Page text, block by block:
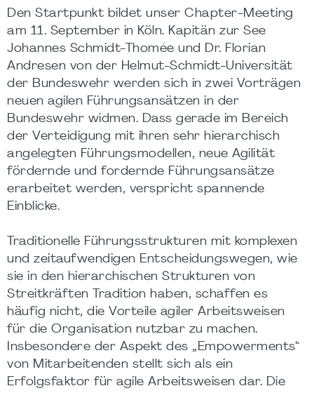
Den Startpunkt bildet unser Chapter-Meeting
am 11. September in Köln. Kapitän zur See
Johannes Schmidt-Thomée und Dr. Florian
Andresen von der Helmut-Schmidt-Universität
der Bundeswehr werden sich in zwei Vorträgen
neuen agilen Führungsansätzen in der
Bundeswehr widmen. Dass gerade im Bereich
der Verteidigung mit ihren sehr hierarchisch
angelegten Führungsmodellen, neue Agilität
fördernde und fordernde Führungsansätze
erarbeitet werden, verspricht spannende
Einblicke.
Traditionelle Führungsstrukturen mit komplexen
und zeitaufwendigen Entscheidungswegen, wie
sie in den hierarchischen Strukturen von
Streitkräften Tradition haben, schaffen es
häufig nicht, die Vorteile agiler Arbeitsweisen
für die Organisation nutzbar zu machen.
Insbesondere der Aspekt des „Empowerments“
von Mitarbeitenden stellt sich als ein
Erfolgsfaktor für agile Arbeitsweisen dar. Die